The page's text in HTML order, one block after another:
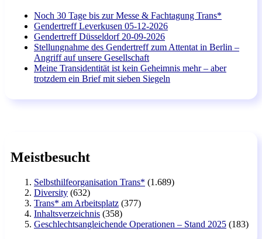
Noch 30 Tage bis zur Messe & Fachtagung Trans*
Gendertreff Leverkusen 05-12-2026
Gendertreff Düsseldorf 20-09-2026
Stellungnahme des Gendertreff zum Attentat in Berlin –
Angriff auf unsere Gesellschaft
Meine Transidentität ist kein Geheimnis mehr – aber
trotzdem ein Brief mit sieben Siegeln
Meistbesucht
Selbsthilfeorganisation Trans* (1.689)
Diversity (632)
Trans* am Arbeitsplatz (377)
Inhaltsverzeichnis (358)
Geschlechtsangleichende Operationen – Stand 2025 (183)